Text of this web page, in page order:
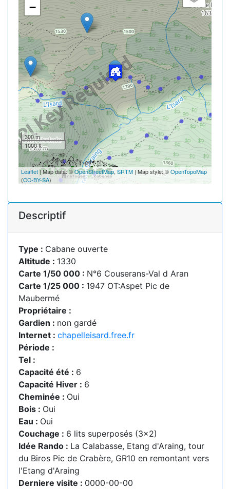
−
300 m
1000 ft
Leaflet| Map data: ©OpenStreetMap, SRTM | Map style: ©OpenTopoMap
(CC-BY-SA)
Descriptif
Type : Cabane ouverte
Altitude : 1330
Carte 1/50 000 : N°6 Couserans-Val d Aran
Carte 1/25 000 : 1947 OT:Aspet Pic de
Maubermé
Propriétaire :
Gardien : non gardé
Internet : chapelleisard.free.fr
Période :
Tel :
Capacité été : 6
Capacité Hiver : 6
Cheminée : Oui
Bois : Oui
Eau : Oui
Couchage : 6 lits superposés (3x2)
Idée Rando : La Calabasse, Etang d'Araing, tour
du Biros Pic de Crabère, GR10 en remontant vers
l'Etang d'Araing
Derniere visite : 0000-00-00